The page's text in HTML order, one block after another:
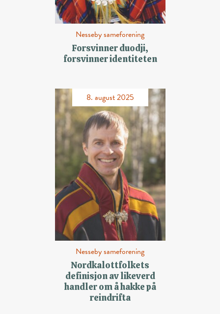
Nesseby sameforening
Forsvinner duodji,
forsvinner identiteten
8. august 2025
Nesseby sameforening
Nordkalottfolkets
definisjon av likeverd
handler om å hakke på
reindrifta